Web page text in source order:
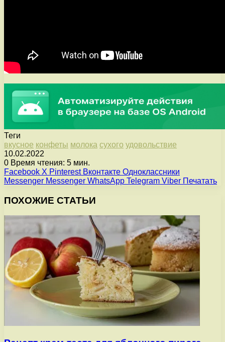
Теги
вкусное конфеты молока сухого удовольствие
10.02.2022
0 Время чтения: 5 мин.
Facebook X Pinterest Вконтакте Одноклассники
Messenger Messenger WhatsApp Telegram Viber Печатать
ПОХОЖИЕ СТАТЬИ